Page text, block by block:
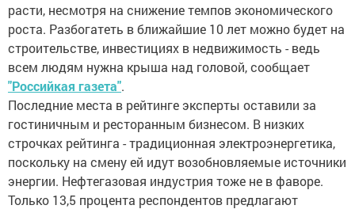
расти, несмотря на снижение темпов экономического
роста. Разбогатеть в ближайшие 10 лет можно будет на
строительстве, инвестициях в недвижимость - ведь
всем людям нужна крыша над головой, сообщает
"Российкая газета".
Последние места в рейтинге эксперты оставили за
гостиничным и ресторанным бизнесом. В низких
строчках рейтинга - традиционная электроэнергетика,
поскольку на смену ей идут возобновляемые источники
энергии. Нефтегазовая индустрия тоже не в фаворе.
Только 13,5 процента респондентов предлагают